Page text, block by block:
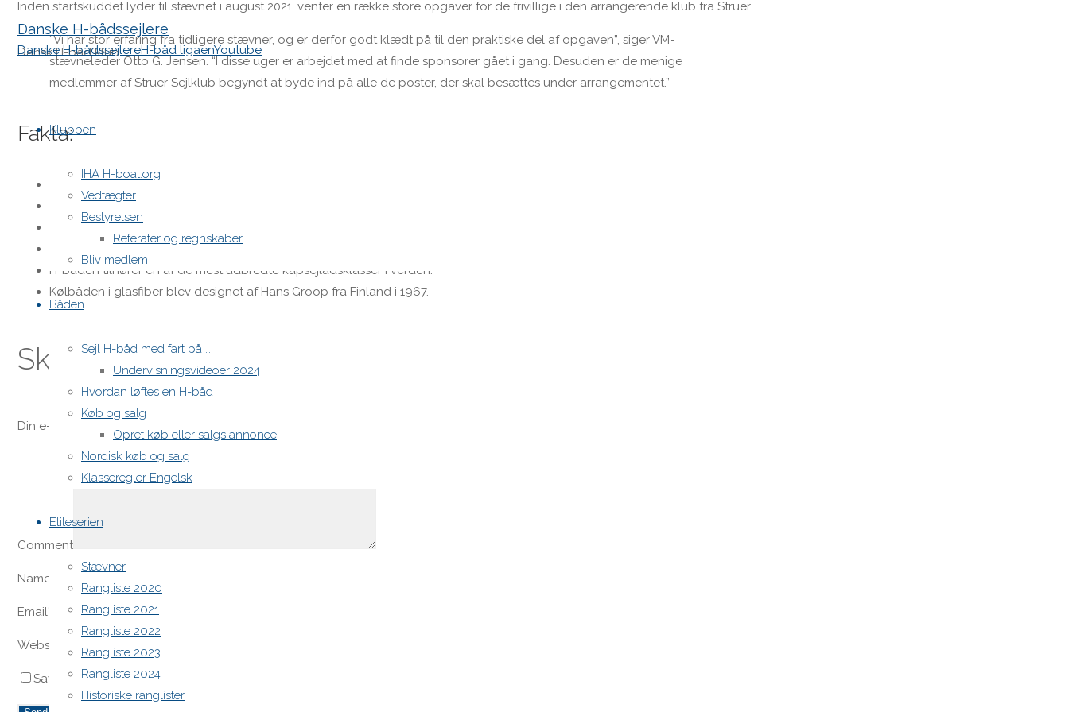
Danske H-bådssejlere
Dansk H-båd klub
Danske H-bådssejlereH-båd ligaenYoutube
to
Klubben
IHA H-boat.org
Vedtægter
Bestyrelsen
Referater og regnskaber
Bliv medlem
Båden
Sejl H-båd med fart på …
Undervisningsvideoer 2024
Hvordan løftes en H-båd
Køb og salg
Opret køb eller salgs annonce
Nordisk køb og salg
Klasseregler Engelsk
Eliteserien
Stævner
Rangliste 2020
Rangliste 2021
Rangliste 2022
Rangliste 2023
Rangliste 2024
Historiske ranglister
Inden startskuddet lyder til stævnet i august 2021, venter en række store opgaver for de frivillige i den arrangerende klub fra Struer.
“Vi har stor erfaring fra tidligere stævner, og er derfor godt klædt på til den praktiske del af opgaven”, siger VM-
stævneleder Otto G. Jensen. “I disse uger er arbejdet med at finde sponsorer gået i gang. Desuden er de menige
medlemmer af Struer Sejlklub begyndt at byde ind på alle de poster, der skal besættes under arrangementet.”
Fakta:
Verdensmesterskaberne for H-både afvikles fra den 9.-14. august 2021.
Stævnet arrangeres af Struer Sejlklub i samarbejde med Struer Kommune.
Ud over Danmark deltager både fra bl.a. Sverige, Tyskland, Italien og Finland.
Der ventes omkring 200 elite-sejlere til Struer under VM fordelt på op til 70 både.
H-båden tilhører en af de mest udbredte kapsejladsklasser i verden.
Kølbåden i glasfiber blev designet af Hans Groop fra Finland i 1967.
Skriv et svar
Din e-mailadresse vil ikke blive publiceret.
Comment
Name
Email*
Website
Save my name, email, and site URL in my browser for next time I post a comment.